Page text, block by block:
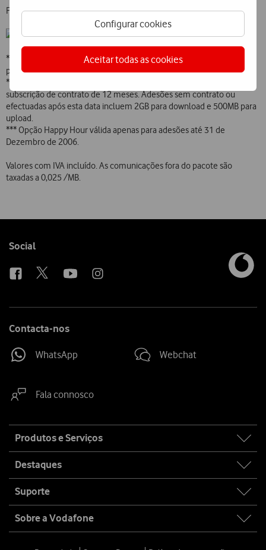
Configurar cookies
Aceitar todas as cookies
Plano tarifário 3G Banda Larga 3.6Mbps
* Inclui desconto promocional de 5 válido até 31 Dezembro de 2007
para adesões até 31 de Dezembro de 2006.
** Válido para adesões até 30 de Setembro de 2006, mediante
subscrição de contrato de 12 meses. Adesões sem contrato ou
efectuadas após esta data incluem 2GB para download e 500MB para
upload.
*** Opção Happy Hour válida apenas para adesões até 31 de
Dezembro de 2006.
Valores com IVA incluído. As comunicações fora do pacote são
taxadas a 0,025 /MB.
Follow
Social
Contacta-nos
WhatsApp Webchat
Fala connosco
map
Produtos e Serviços
Destaques
Suporte
Sobre a Vodafone